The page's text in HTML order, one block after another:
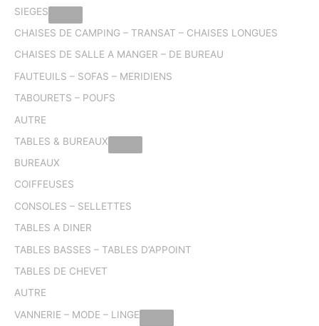
SIEGES
CHAISES DE CAMPING – TRANSAT – CHAISES LONGUES
CHAISES DE SALLE A MANGER – DE BUREAU
FAUTEUILS – SOFAS – MERIDIENS
TABOURETS – POUFS
AUTRE
TABLES & BUREAUX
BUREAUX
COIFFEUSES
CONSOLES – SELLETTES
TABLES A DINER
TABLES BASSES – TABLES D’APPOINT
TABLES DE CHEVET
AUTRE
VANNERIE – MODE – LINGE